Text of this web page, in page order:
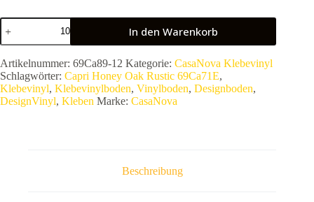
CasaNova
Positano
Capri
Honey
Oak
Rustic
69Ca71E
|
In den Warenkorb
Artikelnummer: 69Ca89-12 Kategorie: CasaNova Klebevinyl
Schlagwörter: Capri Honey Oak Rustic 69Ca71E,
Klebevinyl, Klebevinylboden, Vinylboden, Designboden,
DesignVinyl, Kleben Marke: CasaNova
Beschreibung